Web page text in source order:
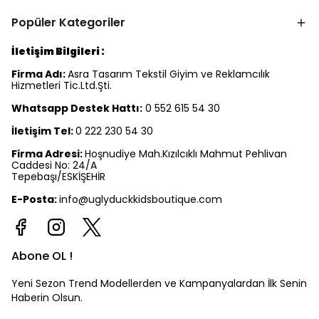
Popüler Kategoriler
İletişim Bilgileri :
Firma Adı:Asra Tasarım Tekstil Giyim ve Reklamcılık
Hizmetleri Tic.Ltd.Şti.
Whatsapp Destek Hattı: 0 552 615 54 30
İletişim Tel:0 222 230 54 30
Firma Adresi:Hoşnudiye Mah.Kızılcıklı Mahmut Pehlivan
Caddesi No: 24/A
Tepebaşı/ESKİŞEHİR
E-Posta:info@uglyduckkidsboutique.com
Abone OL !
Yeni Sezon Trend Modellerden ve Kampanyalardan İlk Senin
Haberin Olsun.